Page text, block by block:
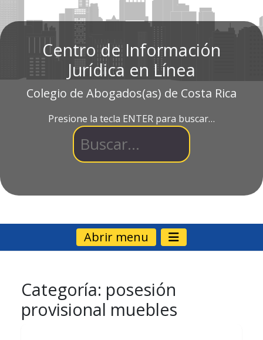
Centro de Información
Jurídica en Línea
Colegio de Abogados(as) de Costa Rica
Presione la tecla ENTER para buscar…
Abrir menu
Categoría: posesión
provisional muebles